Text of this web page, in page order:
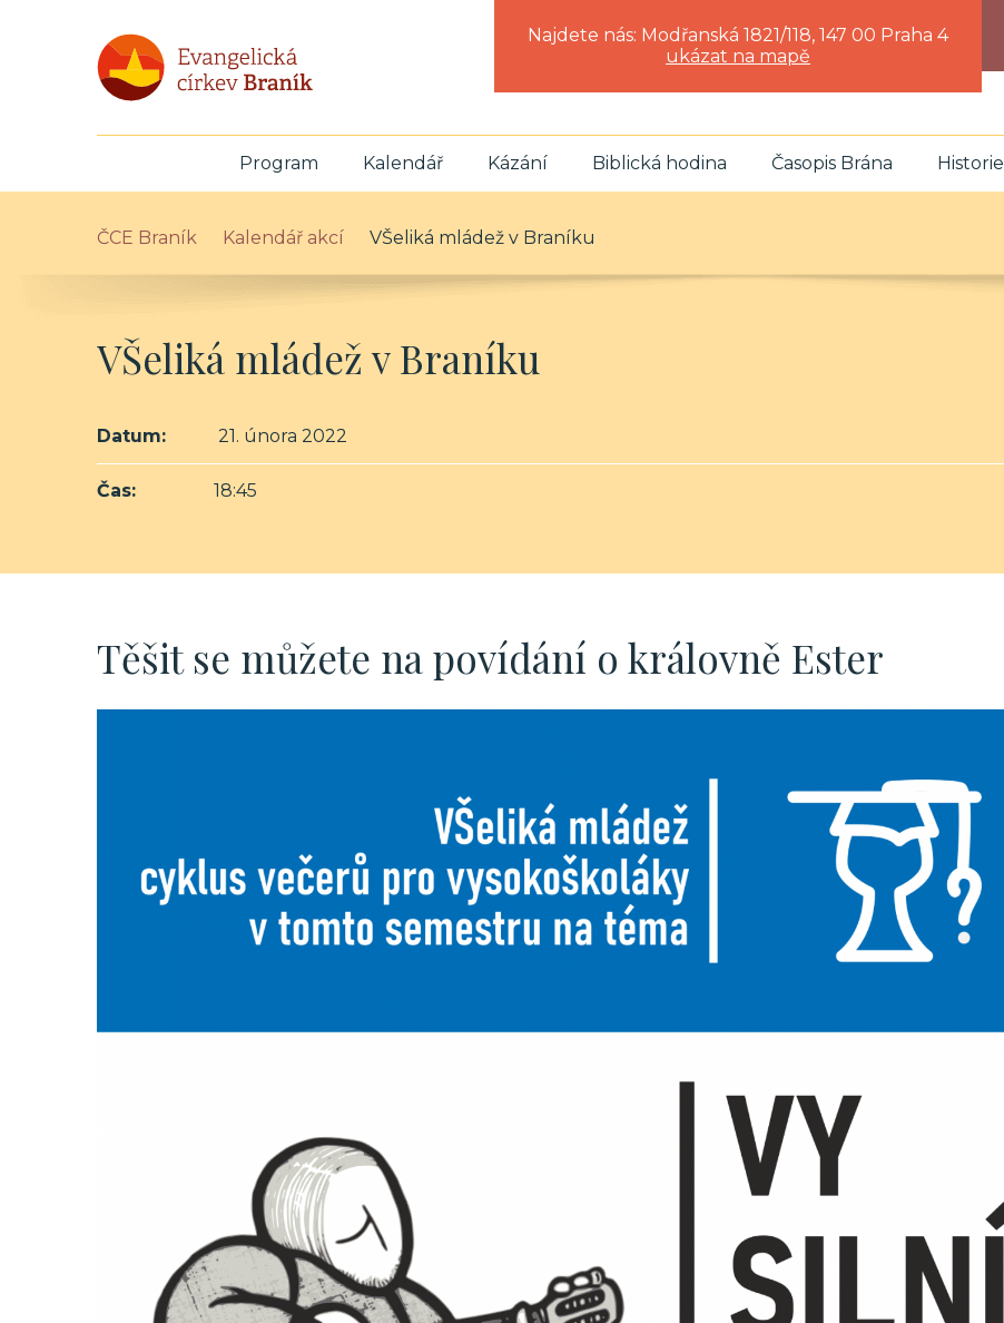
Najdete nás: Modřanská 1821/118, 147 00 Praha 4
ukázat na mapě
Program Kalendář Kázání Biblická hodina Časopis Brána Historie
ČCE Braník Kalendář akcí VŠeliká mládež v Braníku
VŠeliká mládež v Braníku
Datum: 21. února 2022
Čas: 18:45
Těšit se můžete na povídání o královně Ester